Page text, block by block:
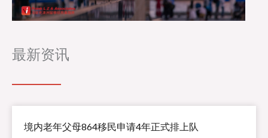
最新资讯
境内老年父母864移民申请4年正式排上队